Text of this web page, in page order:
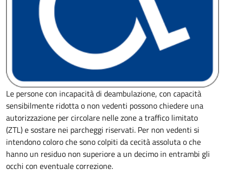
Le persone con incapacità di deambulazione, con capacità
sensibilmente ridotta o non vedenti possono chiedere una
autorizzazione per circolare nelle zone a traffico limitato
(ZTL) e sostare nei parcheggi riservati. Per non vedenti si
intendono coloro che sono colpiti da cecità assoluta o che
hanno un residuo non superiore a un decimo in entrambi gli
occhi con eventuale correzione.